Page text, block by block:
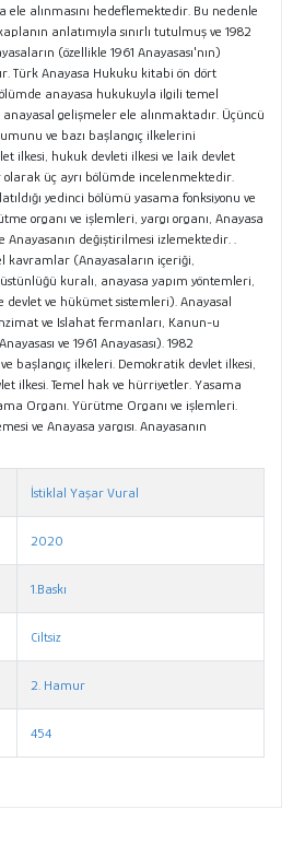
ele alınmasını hedeflemektedir. Bu nedenle
anlatımıyla sınırlı tutulmuş ve 1982
(özellikle 1961 Anayasası'nın)
Türk Anayasa Hukuku kitabi ön dört
anayasa hukukuyla ilgili temel
gelişmeler ele alınmaktadır. Üçüncü
ve bazı başlangıç ilkelerini
ilkesi, hukuk devleti ilkesi ve laik devlet
üç ayrı bölümde incelenmektedir.
yedinci bölümü yasama fonksiyonu ve
organı ve işlemleri, yargı organı, Anayasa
Anayasanın değiştirilmesi izlemektedir. .
kavramlar (Anayasaların içeriği,
üstünlüğü kuralı, anayasa yapım yöntemleri,
ve hükümet sistemleri). Anayasal
ve Islahat fermanları, Kanun-u
ve 1961 Anayasası). 1982
başlangıç ilkeleri. Demokratik devlet ilkesi,
ilkesi. Temel hak ve hürriyetler. Yasama
Organı. Yürütme Organı ve işlemleri.
ve Anayasa yargısı. Anayasanın
İstiklal Yaşar Vural
2020
1.Baskı
Ciltsiz
2. Hamur
454